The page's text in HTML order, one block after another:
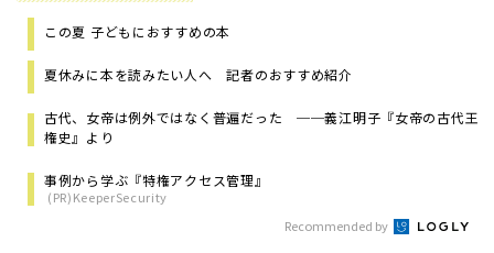
この夏 子どもにおすすめの本
夏休みに本を読みたい人へ 記者のおすすめ紹介
古代、女帝は例外ではなく普遍だった ──義江明子『女帝の古代王
権史』より
事例から学ぶ『特権アクセス管理』
(PR)KeeperSecurity
Recommended by